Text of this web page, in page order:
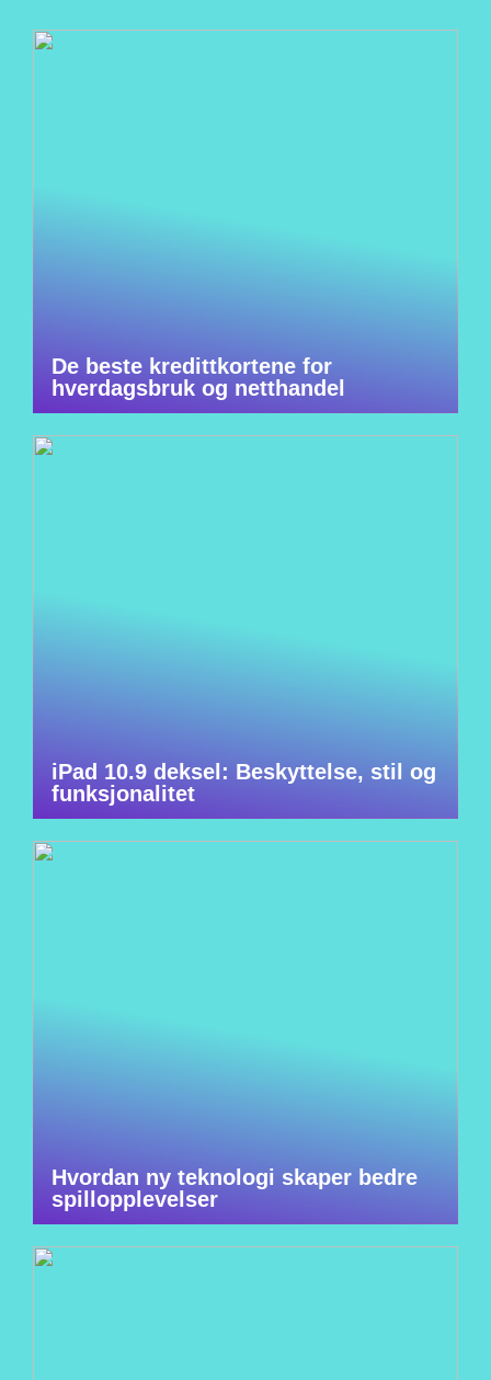
De beste kredittkortene for
hverdagsbruk og netthandel
iPad 10.9 deksel: Beskyttelse, stil og
funksjonalitet
Hvordan ny teknologi skaper bedre
spillopplevelser